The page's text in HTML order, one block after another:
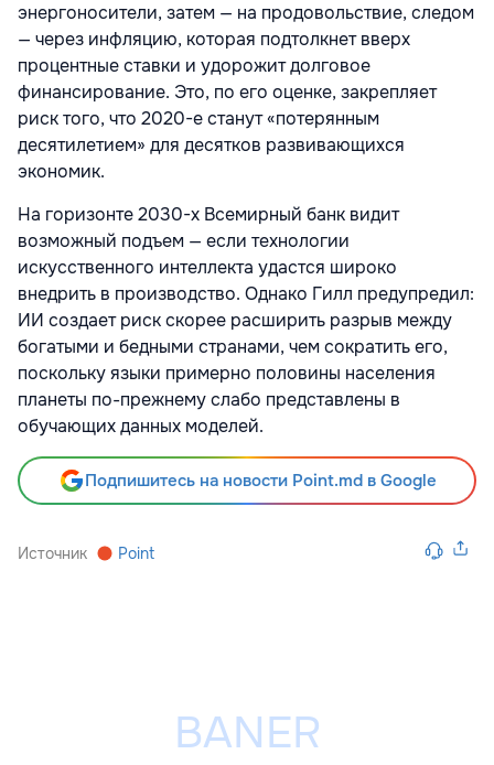
энергоносители, затем — на продовольствие, следом
— через инфляцию, которая подтолкнет вверх
процентные ставки и удорожит долговое
финансирование. Это, по его оценке, закрепляет
риск того, что 2020-е станут «потерянным
десятилетием» для десятков развивающихся
экономик.
На горизонте 2030-х Всемирный банк видит
возможный подъем — если технологии
искусственного интеллекта удастся широко
внедрить в производство. Однако Гилл предупредил:
ИИ создает риск скорее расширить разрыв между
богатыми и бедными странами, чем сократить его,
поскольку языки примерно половины населения
планеты по-прежнему слабо представлены в
обучающих данных моделей.
Подпишитесь на новости Point.md в Google
Источник Point